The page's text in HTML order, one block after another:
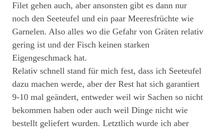
Filet gehen auch, aber ansonsten gibt es dann nur
noch den Seeteufel und ein paar Meeresfrüchte wie
Garnelen. Also alles wo die Gefahr von Gräten relativ
gering ist und der Fisch keinen starken
Eigengeschmack hat.
Relativ schnell stand für mich fest, dass ich Seeteufel
dazu machen werde, aber der Rest hat sich garantiert
9-10 mal geändert, entweder weil wir Sachen so nicht
bekommen haben oder auch weil Dinge nicht wie
bestellt geliefert wurden. Letztlich wurde ich aber